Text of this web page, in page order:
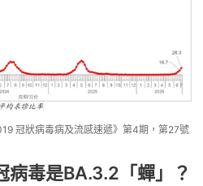
冠狀病毒病及流感速遞》第4期，第27號
病毒是BA.3.2「蟬」？